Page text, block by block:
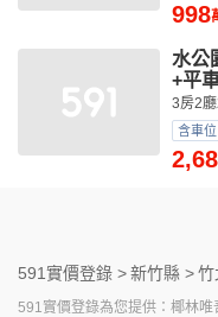
998
水公
+平
3房2
含車位
591實價登錄 >新竹縣 >竹
591實價登錄為您提供：椰林